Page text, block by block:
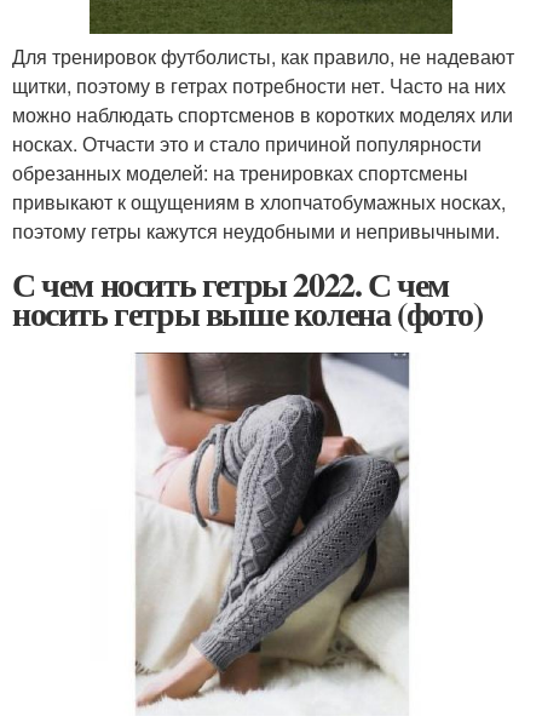
Для тренировок футболисты, как правило, не надевают
щитки, поэтому в гетрах потребности нет. Часто на них
можно наблюдать спортсменов в коротких моделях или
носках. Отчасти это и стало причиной популярности
обрезанных моделей: на тренировках спортсмены
привыкают к ощущениям в хлопчатобумажных носках,
поэтому гетры кажутся неудобными и непривычными.
С чем носить гетры 2022. С чем
носить гетры выше колена (фото)